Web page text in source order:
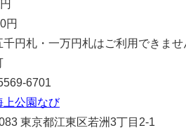
円
円札・一万円札はご利用できませ
6701
上公園なび
東京都江東区若洲3丁目2-1